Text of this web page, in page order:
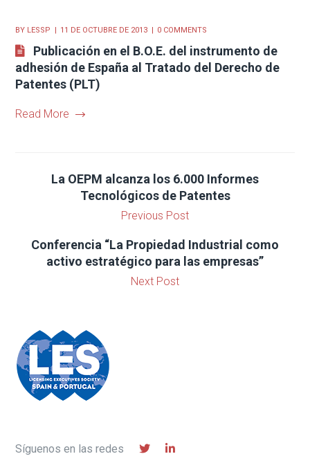
BY LESSP 11 DE OCTUBRE DE 2013 0 COMMENTS
Publicación en el B.O.E. del instrumento de
adhesión de España al Tratado del Derecho de
Patentes (PLT)
Read More
La OEPM alcanza los 6.000 Informes
Tecnológicos de Patentes
Previous Post
Conferencia “La Propiedad Industrial como
activo estratégico para las empresas”
Next Post
Síguenos en las redes